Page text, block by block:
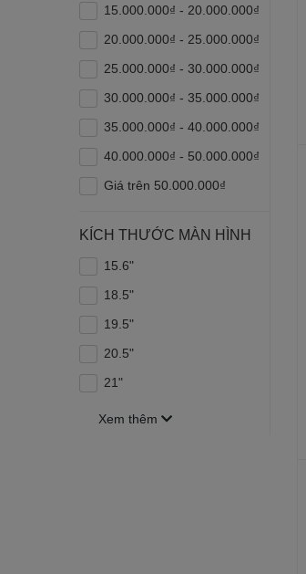
15.000.000₫ - 20.000.000₫
20.000.000₫ - 25.000.000₫
25.000.000₫ - 30.000.000₫
30.000.000₫ - 35.000.000₫
35.000.000₫ - 40.000.000₫
40.000.000₫ - 50.000.000₫
Giá trên 50.000.000₫
KÍCH THƯỚC MÀN HÌNH
15.6"
18.5"
19.5"
20.5"
21"
Xem thêm